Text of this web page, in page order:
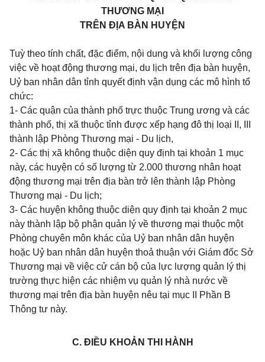
THƯƠNG MẠI
TRÊN ĐỊA BÀN HUYỆN
Tuỳ theo tính chất, đặc điểm, nội dung và khối lượng công
việc về hoạt động thương mại, du lịch trên địa bàn huyện,
Uỷ ban nhân dân tỉnh quyết định vận dụng các mô hình tổ
chức:
1- Các quận của thành phố trực thuộc Trung ương và các
thành phố, thị xã thuộc tỉnh được xếp hạng đô thị loại II, III
thành lập Phòng Thương mại - Du lịch,
2- Các thị xã không thuộc diện quy định tại khoản 1 mục
này, các huyện có số lượng từ 2.000 thương nhân hoạt
động thương mại trên địa bàn trở lên thành lập Phòng
Thương mại - Du lịch;
3- Các huyện không thuộc diện quy định tại khoản 2 mục
này thành lập bộ phận quản lý về thương mại thuộc một
Phòng chuyên môn khác của Uỷ ban nhân dân huyện
hoặc Uỷ ban nhân dân huyện thoả thuận với Giám đốc Sở
Thương mại về việc cử cán bộ của lực lượng quản lý thị
trường thực hiện các nhiệm vụ quản lý nhà nước về
thương mại trên địa bàn huyện nêu tại mục II Phần B
Thông tư này.
C. ĐIỀU KHOẢN THI HÀNH